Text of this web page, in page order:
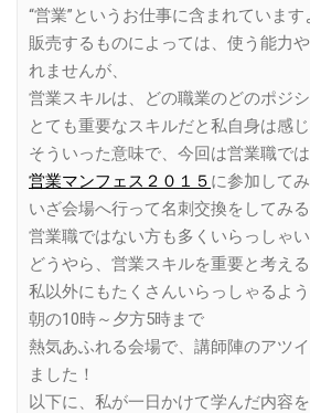
“営業”というお仕事に含まれています
販売するものによっては、使う能力
れませんが、
営業スキルは、どの職業のどのポジ
とても重要なスキルだと私自身は感じ
そういった意味で、今回は営業職で
営業マンフェス２０１５ に参加して
いざ会場へ行って名刺交換をしてみ
営業職ではない方も多くいらっしゃい
どうやら、営業スキルを重要と考える
私以外にもたくさんいらっしゃるよ
朝の10時～夕方5時まで
熱気あふれる会場で、講師陣のアツ
ました！
以下に、私が一日かけて学んだ内容